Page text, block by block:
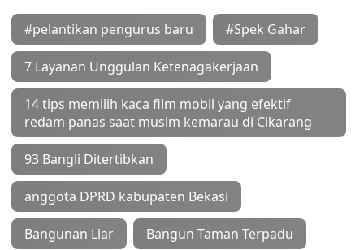
#pelantikan pengurus baru #Spek Gahar
7 Layanan Unggulan Ketenagakerjaan
14 tips memilih kaca film mobil yang efektif
redam panas saat musim kemarau di Cikarang
93 Bangli Ditertibkan
anggota DPRD kabupaten Bekasi
Bangunan Liar Bangun Taman Terpadu